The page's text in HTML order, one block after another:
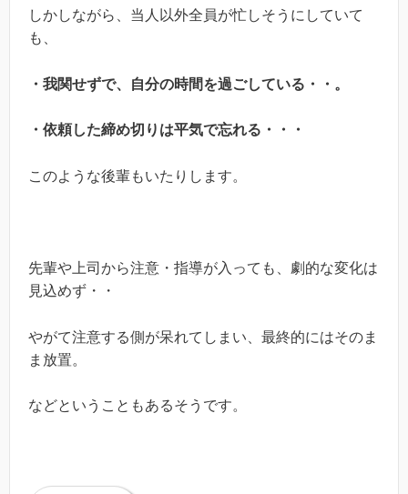
しかしながら、当人以外全員が忙しそうにしていて
も、
・我関せずで、自分の時間を過ごしている・・。
・依頼した締め切りは平気で忘れる・・・
このような後輩もいたりします。
先輩や上司から注意・指導が入っても、劇的な変化は
見込めず・・
やがて注意する側が呆れてしまい、最終的にはそのま
ま放置。
などということもあるそうです。